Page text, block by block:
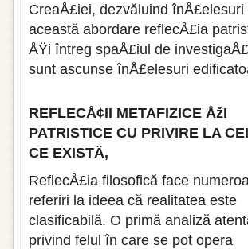
CreaÅ£iei, dezvăluind
această abordare reflecÅ£ia
ÅŸi întreg spaÅ£iul de
sunt ascunse înÅ£elesuri
REFLECÅ¢II METAFIZICE ÅžI
PATRISTICE CU PRIVIRE LA
CE EXISTÄ‚
ReflecÅ£ia filosofică face
referiri la ideea că realitatea este
clasificabilă. O primă analiză
privind felul în care se pot opera